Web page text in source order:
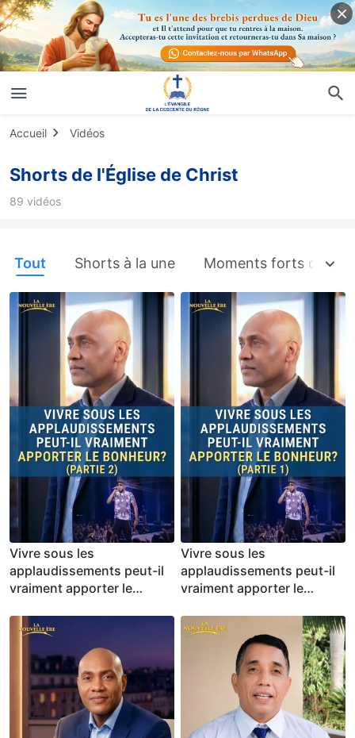
Accueil Vidéos
Shorts de l'Église de Christ
89 vidéos
Tout Shorts à la une Moments forts de
Vivre sous les
applaudissements peut-il
vraiment apporter le
Vivre sous les
applaudissements peut-il
vraiment apporter le